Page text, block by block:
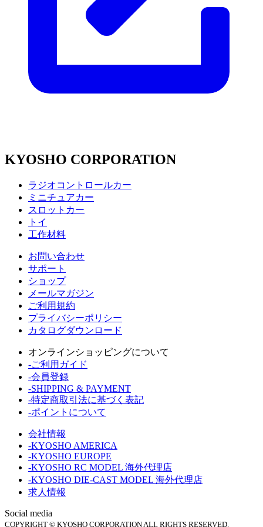
KYOSHO CORPORATION
ラジオコントロールカー
ミニチュアカー
スロットカー
トイ
工作材料
お問い合わせ
サポート
ショップ
メールマガジン
ご利用規約
プライバシーポリシー
カタログダウンロード
オンラインショッピングについて
-ご利用ガイド
-会員登録
-SHIPPING & PAYMENT
-特定商取引法に基づく表記
-ポイントについて
会社情報
-KYOSHO AMERICA
-KYOSHO EUROPE
-KYOSHO RC MODEL 海外代理店
-KYOSHO DIE-CAST MODEL 海外代理店
求人情報
Social media
COPYRIGHT © KYOSHO CORPORATION ALL RIGHTS RESERVED.